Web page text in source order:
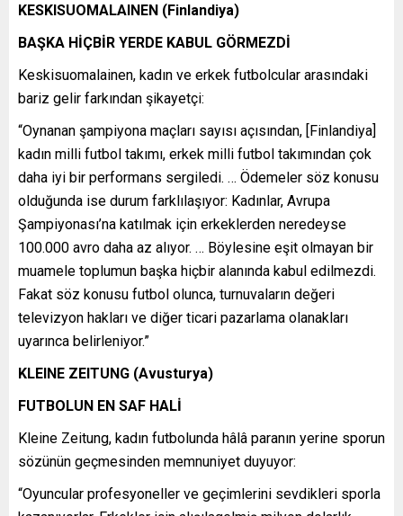
KESKISUOMALAINEN (Finlandiya)
BAŞKA HİÇBİR YERDE KABUL GÖRMEZDİ
Keskisuomalainen, kadın ve erkek futbolcular arasındaki
bariz gelir farkından şikayetçi:
“Oynanan şampiyona maçları sayısı açısından, [Finlandiya]
kadın milli futbol takımı, erkek milli futbol takımından çok
daha iyi bir performans sergiledi. … Ödemeler söz konusu
olduğunda ise durum farklılaşıyor: Kadınlar, Avrupa
Şampiyonası’na katılmak için erkeklerden neredeyse
100.000 avro daha az alıyor. … Böylesine eşit olmayan bir
muamele toplumun başka hiçbir alanında kabul edilmezdi.
Fakat söz konusu futbol olunca, turnuvaların değeri
televizyon hakları ve diğer ticari pazarlama olanakları
uyarınca belirleniyor.”
KLEINE ZEITUNG (Avusturya)
FUTBOLUN EN SAF HALİ
Kleine Zeitung, kadın futbolunda hâlâ paranın yerine sporun
sözünün geçmesinden memnuniyet duyuyor:
“Oyuncular profesyoneller ve geçimlerini sevdikleri sporla